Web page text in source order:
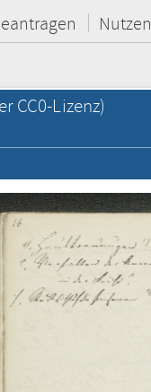
Nutzen
CC0-Lizenz)